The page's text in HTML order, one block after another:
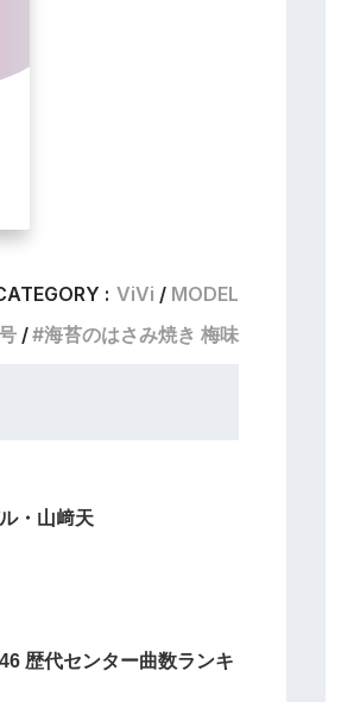
: ViVi
MODEL
海苔のはさみ焼き 梅味
・山﨑天
歴代センター曲数ランキ